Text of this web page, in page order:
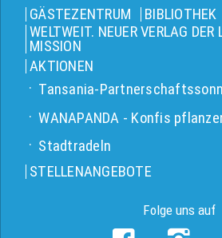
GÄSTEZENTRUM
BIBLIOTHEK
WELTWEIT. NEUER VERLAG DER
MISSION
AKTIONEN
Tansania-
WANAPANDA - Konfis
Stadtradeln
STELLENANGEBOTE
Folge uns auf